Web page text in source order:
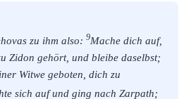
zu ihm also: 9Mache dich auf,
Zidon gehört, und bleibe daselbst;
Witwe geboten, dich zu
sich auf und ging nach Zarpath;